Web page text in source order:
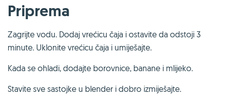
Priprema
Zagrijte vodu. Dodaj vrećicu čaja i ostavite da odstoji 3
minute. Uklonite vrećicu čaja i umiješajte.
Kada se ohladi, dodajte borovnice, banane i mlijeko.
Stavite sve sastojke u blender i dobro izmiješajte.